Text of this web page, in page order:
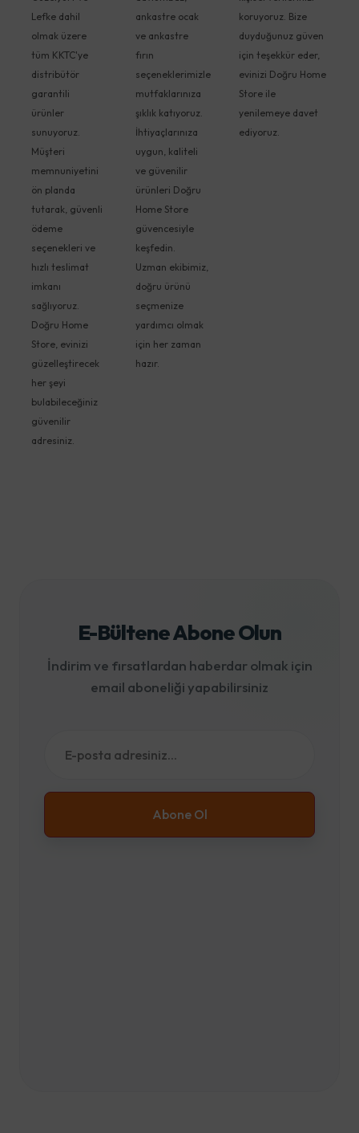
Lefke dahil
olmak üzere
tüm KKTC'ye
distribütör
garantili
ürünler
sunuyoruz.
Müşteri
memnuniyetini
ön planda
tutarak, güvenli
ödeme
seçenekleri ve
hızlı teslimat
imkanı
sağlıyoruz.
Doğru Home
Store, evinizi
güzelleştirecek
her şeyi
bulabileceğiniz
güvenilir
adresiniz.
ankastre ocak
ve ankastre
fırın
seçeneklerimizle
mutfaklarınıza
şıklık katıyoruz.
İhtiyaçlarınıza
uygun, kaliteli
ve güvenilir
ürünleri Doğru
Home Store
güvencesiyle
keşfedin.
Uzman ekibimiz,
doğru ürünü
seçmenize
yardımcı olmak
için her zaman
hazır.
koruyoruz. Bize
duyduğunuz güven
için teşekkür eder,
evinizi Doğru Home
Store ile
yenilemeye davet
ediyoruz.
E-Bültene Abone Olun
İndirim ve fırsatlardan haberdar olmak için
email aboneliği yapabilirsiniz
Abone Ol